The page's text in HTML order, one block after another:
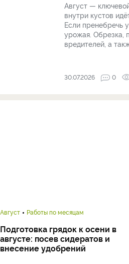
Август —
внутри кустов
Если пренебречь
урожая. Обрезка,
вредителей, а
30.07.2026 0
Август Работы по месяцам
Подготовка грядок к осени в
августе: посев сидератов и
внесение удобрений